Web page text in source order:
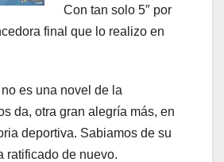
Con tan solo 5″ por
final que lo realizo en
es una novel de la
da, otra gran alegría más, en
deportiva. Sabiamos de su
ratificado de nuevo.